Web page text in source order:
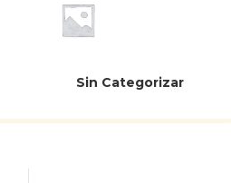
Sin Categorizar